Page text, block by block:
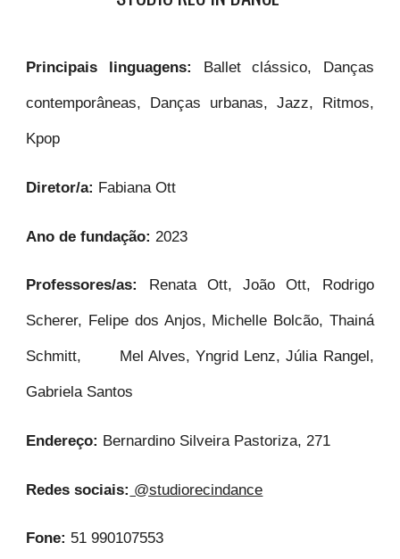
Principais linguagens: Ballet clássico, Danças
contemporâneas, Danças urbanas, Jazz, Ritmos,
Kpop
Diretor/a: Fabiana Ott
Ano de fundação: 2023
Professores/as:
Renata Ott, João Ott, Rodrigo
Scherer, Felipe dos Anjos, Michelle Bolcão, Thainá
Schmitt, Mel Alves, Yngrid Lenz, Júlia Rangel,
Gabriela Santos
Endereço: Bernardino Silveira Pastoriza, 271
Redes sociais: @studiorecindance
Fone: 51 990107553